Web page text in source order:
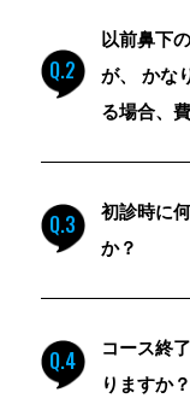
Q.2
以前鼻下
が、 かな
る場合、
Q.3
初診時に
か？
Q.4
コース終
りますか？